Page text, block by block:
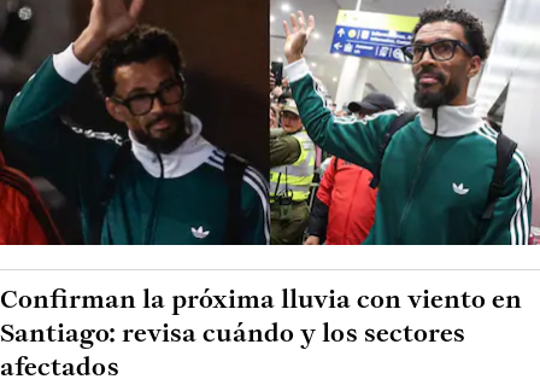
Confirman la próxima lluvia con viento en
Santiago: revisa cuándo y los sectores
afectados